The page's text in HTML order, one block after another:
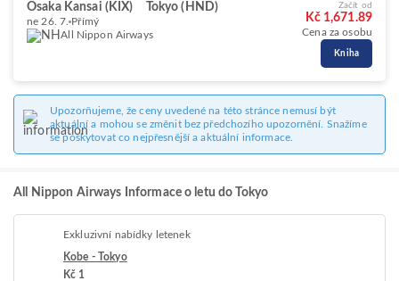
Osaka Kansai (KIX) Tokyo (HND)
ne 26. 7. Přímý
All Nippon Airways
Začít od
Kč 1,671.89
Cena za osobu
Kniha
Upozorňujeme, že ceny uvedené na této stránce nemusí být
aktuální a mohou se změnit bez předchozího upozornění. Snažíme
se poskytovat co nejpřesnější a aktuální informace.
All Nippon Airways Informace o letu do Tokyo
Exkluzivní nabídky letenek
Kobe - Tokyo
Kč 1